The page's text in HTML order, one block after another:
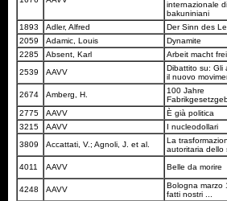
internazionale
bakuniniani
1893 Adler, Alfred Der Sinn des
2059
Adamic, Louis Dynamite
2285
Absent, Karl Arbeit macht frei
2539
AAVV
Dibattito su: Gli
il nuovo
2674 Amberg, H.
100 Jahre
2775 AAVV È già politica
3215
AAVV I nucleodollari
3809
Accattati, V.; Agnoli, J. et al.
La
autoritaria dello
4011 AAVV Belle da morire
4248 AAVV
Bologna marzo
fatti nostri ...